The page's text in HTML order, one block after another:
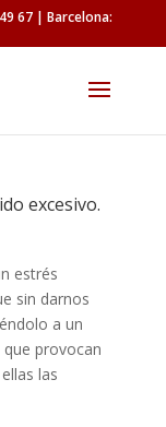
67 | Barcelona:
excesivo.
estrés
sin darnos
a un
que provocan
las